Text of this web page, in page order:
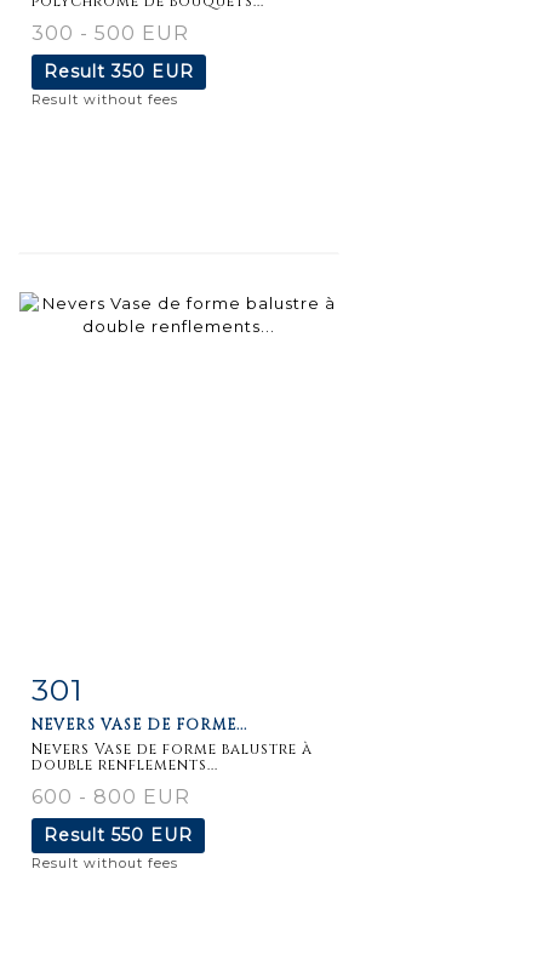
300 - 500 EUR
Result350 EUR
Result without fees
Item detail
301
NEVERS VASE DE FORME...
Nevers Vase de forme balustre à
double renflements...
600 - 800 EUR
Result 550 EUR
Result without fees